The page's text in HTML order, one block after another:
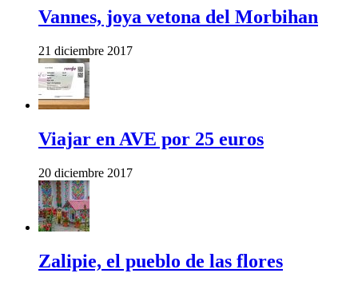
Vannes, joya vetona del Morbihan
21 diciembre 2017
Viajar en AVE por 25 euros
20 diciembre 2017
Zalipie, el pueblo de las flores